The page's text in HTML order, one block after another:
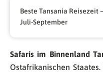
Beste Tansania Reisezeit
Juli-September
Safaris im Binnenland
Ostafrikanischen